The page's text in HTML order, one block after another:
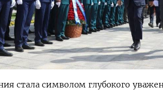
стала символом глубокого